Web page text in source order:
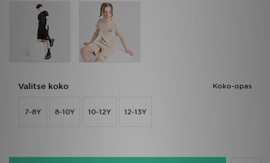
Koko-opas
Valitse koko
7-8Y 8-10Y 10-12Y 12-13Y